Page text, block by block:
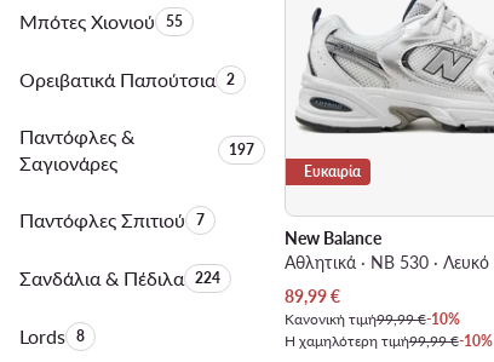
Μπότες ΧιονιούΑριθμός προϊόντων:
55
Ορειβατικά ΠαπούτσιαΑριθμός προϊόντων:
2
Παντόφλες &
Σαγιονάρες
Αριθμός προϊόντων:
197
Παντόφλες ΣπιτιούΑριθμός προϊόντων:
7
Σανδάλια & ΠέδιλαΑριθμός προϊόντων:
224
LordsΑριθμός προϊόντων:
8
Ευκαιρία
New Balance
Αθλητικά · NB 530 · Λευκό
Τρέχουσα τιμή
89,99€
Κανονική τιμή99,99 €-10%
Η χαμηλότερη τιμή99,99 €-10%